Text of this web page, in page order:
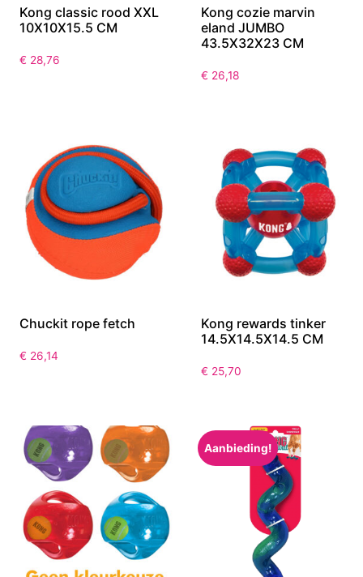
Kong classic rood XXL
10X10X15.5 CM
€ 28,76
Kong cozie marvin
eland JUMBO
43.5X32X23 CM
€ 26,18
Chuckit rope fetch
€ 26,14
Kong rewards tinker
14.5X14.5X14.5 CM
€ 25,70
Aanbieding!